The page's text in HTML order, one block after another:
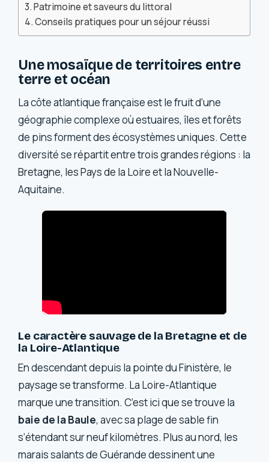
Patrimoine et saveurs du littoral
Conseils pratiques pour un séjour réussi
Une mosaïque de territoires entre
terre et océan
La côte atlantique française est le fruit d’une
géographie complexe où estuaires, îles et forêts
de pins forment des écosystèmes uniques. Cette
diversité se répartit entre trois grandes régions : la
Bretagne, les Pays de la Loire et la Nouvelle-
Aquitaine.
Le caractère sauvage de la Bretagne et de
la Loire-Atlantique
En descendant depuis la pointe du Finistère, le
paysage se transforme. La Loire-Atlantique
marque une transition. C’est ici que se trouve la
baie de la Baule, avec sa plage de sable fin
s’étendant sur neuf kilomètres. Plus au nord, les
marais salants de Guérande dessinent une